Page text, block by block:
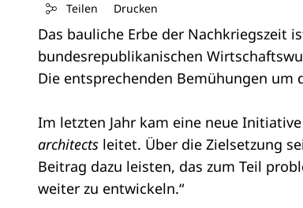
Teilen Drucken
Das bauliche Erbe der Nachkriegszeit
bundesrepublikanischen
Die entsprechenden Bemühungen um
Im letzten Jahr kam eine neue
architects leitet. Über die Zielsetzung
Beitrag dazu leisten, das zum Teil
weiter zu entwickeln.“